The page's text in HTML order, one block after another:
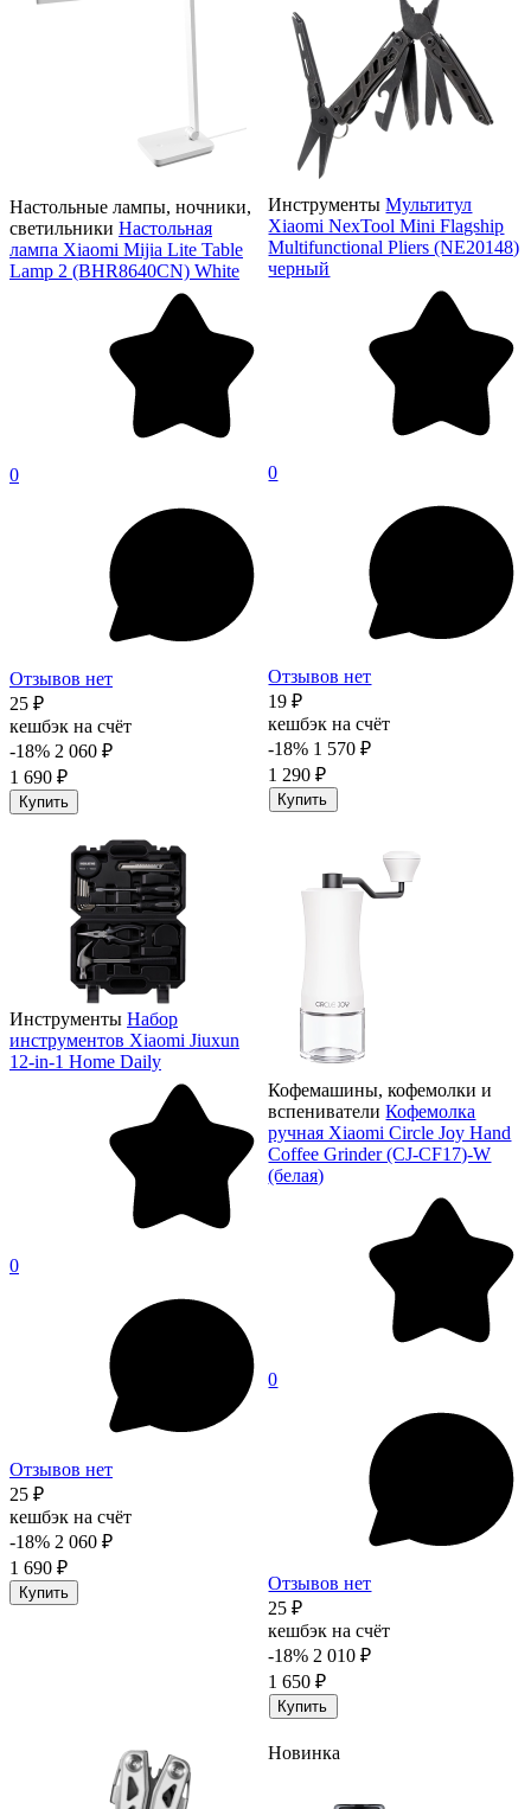
Настольные лампы, ночники,
светильники Настольная
лампа Xiaomi Mijia Lite Table
Lamp 2 (BHR8640CN) White
0
Отзывов нет
25 ₽
кешбэк на счёт
-18% 2 060 ₽
1 690 ₽
Купить
Инструменты Мультитул
Xiaomi NexTool Mini Flagship
Multifunctional Pliers (NE20148)
черный
0
Отзывов нет
19 ₽
кешбэк на счёт
-18% 1 570 ₽
1 290 ₽
Купить
Инструменты Набор
инструментов Xiaomi Jiuxun
12-in-1 Home Daily
0
Отзывов нет
25 ₽
кешбэк на счёт
-18% 2 060 ₽
1 690 ₽
Купить
Кофемашины, кофемолки и
вспениватели Кофемолка
ручная Xiaomi Circle Joy Hand
Coffee Grinder (CJ-CF17)-W
(белая)
0
Отзывов нет
25 ₽
кешбэк на счёт
-18% 2 010 ₽
1 650 ₽
Купить
Новинка